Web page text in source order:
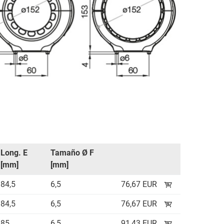
Long. E
[mm]
Tamaño Ø F
[mm]
84,5 6,5 76,67 EUR
84,5 6,5 76,67 EUR